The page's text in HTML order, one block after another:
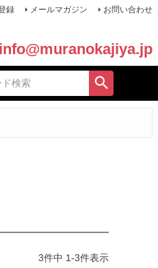
録 メールマガジン お問い合わせ
info@muranokajiya.jp
3件中 1-3件表示